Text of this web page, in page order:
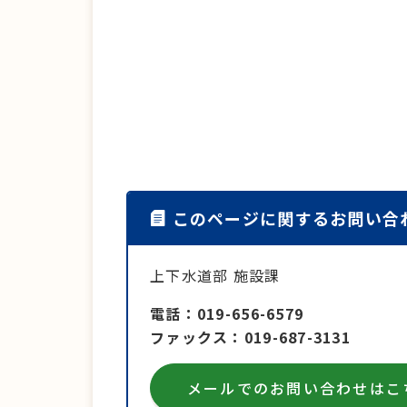
このページに関するお問い合
上下水道部 施設課
電話
019-656-6579
ファックス
019-687-3131
メールでのお問い合わせはこ